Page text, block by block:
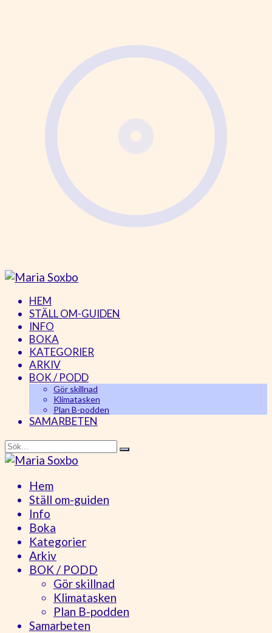
HEM
STÄLL OM-GUIDEN
INFO
BOKA
KATEGORIER
ARKIV
BOK / PODD
Gör skillnad
Klimatasken
Plan B-podden
SAMARBETEN
Hem
Ställ om-guiden
Info
Boka
Kategorier
Arkiv
BOK / PODD
Gör skillnad
Klimatasken
Plan B-podden
Samarbeten